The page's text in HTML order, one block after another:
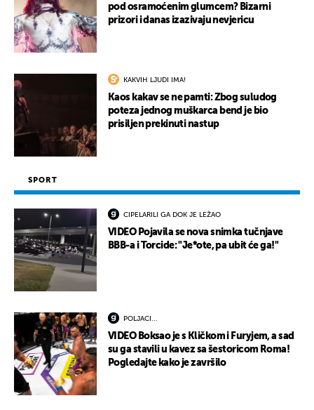
pod osramoćenim glumcem? Bizarni
prizori i danas izazivaju nevjericu
KAKVIH LJUDI IMA!
Kaos kakav se ne pamti: Zbog suludog
poteza jednog muškarca bend je bio
prisiljen prekinuti nastup
SPORT
CIPELARILI GA DOK JE LEŽAO
VIDEO Pojavila se nova snimka tučnjave
BBB-a i Torcide: "Je*ote, pa ubit će ga!"
POLJACI...
VIDEO Boksao je s Kličkom i Furyjem, a sad
su ga stavili u kavez sa šestoricom Roma!
Pogledajte kako je završilo